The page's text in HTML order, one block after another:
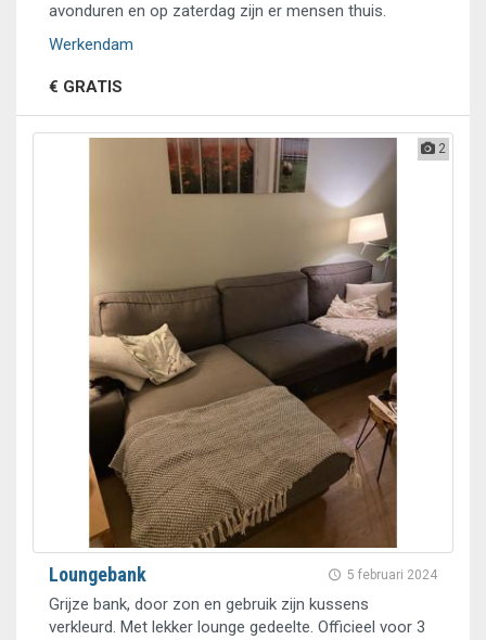
avonduren en op zaterdag zijn er mensen thuis.
Werkendam
€ GRATIS
2
5 februari 2024
Loungebank
Grijze bank, door zon en gebruik zijn kussens
verkleurd. Met lekker lounge gedeelte. Officieel voor 3